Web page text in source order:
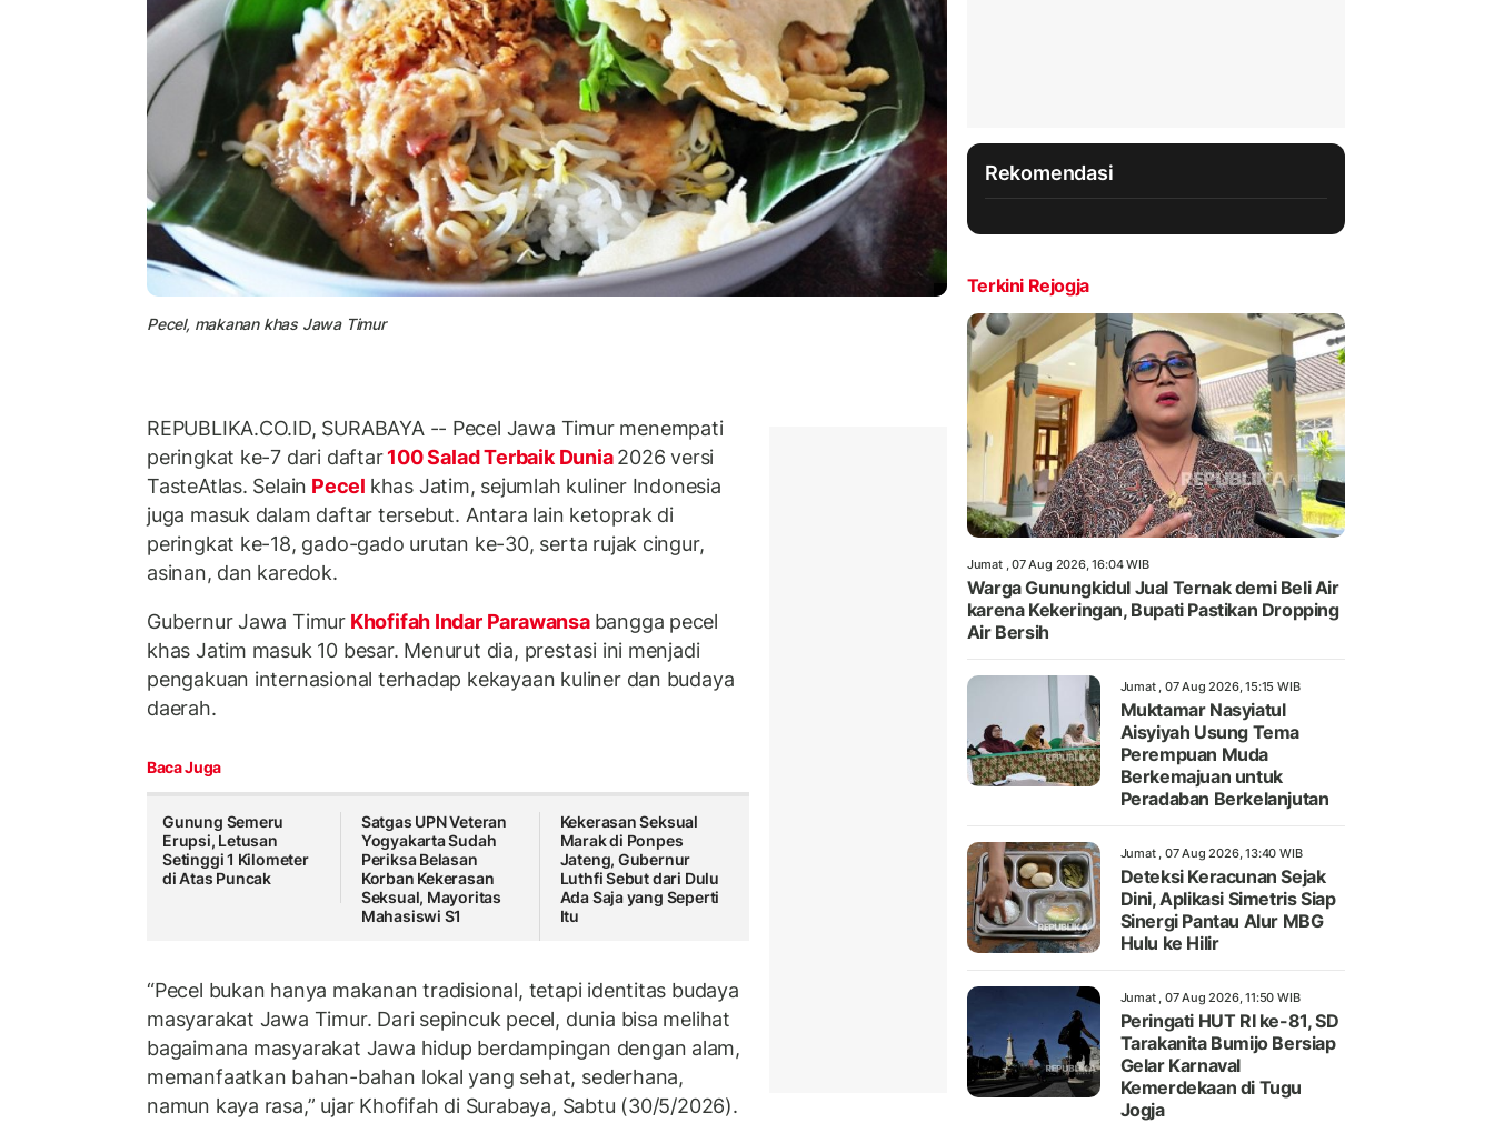
Pecel, makanan khas Jawa Timur
REPUBLIKA.CO.ID, SURABAYA -- Pecel Jawa Timur menempati
peringkat ke-7 dari daftar100 Salad Terbaik Dunia2026 versi
TasteAtlas. Selain Pecel khas Jatim, sejumlah kuliner Indonesia
juga masuk dalam daftar tersebut. Antara lain ketoprak di
peringkat ke-18, gado-gado urutan ke-30, serta rujak cingur,
asinan, dan karedok.
Gubernur Jawa Timur Khofifah Indar Parawansa bangga pecel
khas Jatim masuk 10 besar. Menurut dia, prestasi ini menjadi
pengakuan internasional terhadap kekayaan kuliner dan budaya
daerah.
Baca Juga
Gunung Semeru
Erupsi, Letusan
Setinggi 1 Kilometer
di Atas Puncak
Satgas UPN Veteran
Yogyakarta Sudah
Periksa Belasan
Korban Kekerasan
Seksual, Mayoritas
Mahasiswi S1
Kekerasan Seksual
Marak di Ponpes
Jateng, Gubernur
Luthfi Sebut dari Dulu
Ada Saja yang Seperti
Itu
“Pecel bukan hanya makanan tradisional, tetapi identitas budaya
masyarakat Jawa Timur. Dari sepincuk pecel, dunia bisa melihat
bagaimana masyarakat Jawa hidup berdampingan dengan alam,
memanfaatkan bahan-bahan lokal yang sehat, sederhana,
namun kaya rasa,” ujar Khofifah di Surabaya, Sabtu (30/5/2026).
Rekomendasi
Terkini Rejogja
Jumat , 07 Aug 2026, 16:04 WIB
Warga Gunungkidul Jual Ternak demi Beli Air
karena Kekeringan, Bupati Pastikan Dropping
Air Bersih
Jumat , 07 Aug 2026, 15:15 WIB
Muktamar Nasyiatul
Aisyiyah Usung Tema
Perempuan Muda
Berkemajuan untuk
Peradaban Berkelanjutan
Jumat , 07 Aug 2026, 13:40 WIB
Deteksi Keracunan Sejak
Dini, Aplikasi Simetris Siap
Sinergi Pantau Alur MBG
Hulu ke Hilir
Jumat , 07 Aug 2026, 11:50 WIB
Peringati HUT RI ke-81, SD
Tarakanita Bumijo Bersiap
Gelar Karnaval
Kemerdekaan di Tugu
Jogja